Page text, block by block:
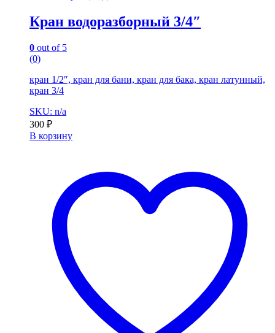
Кран водоразборный 3/4″
0 out of 5
(0)
кран 1/2″, кран для бани, кран для бака, кран латунный,
кран 3/4
SKU: n/a
300 ₽
В корзину